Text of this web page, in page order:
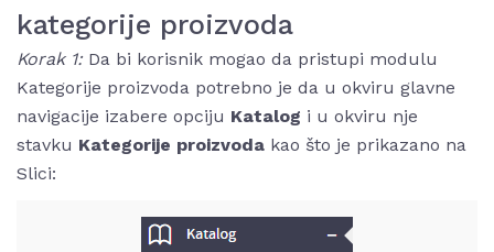
kategorije proizvoda
Korak 1:Da bi korisnik mogao da pristupi modulu
Kategorije proizvoda potrebno je da u okviru glavne
navigacije izabere opciju Katalog i u okviru nje
stavku Kategorije proizvoda kao što je prikazano na
Slici: